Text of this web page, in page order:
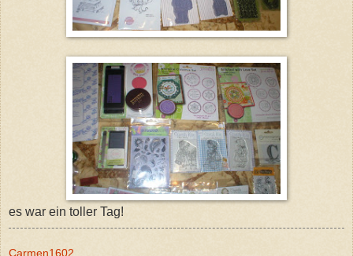
es war ein toller Tag!
Carmen1602